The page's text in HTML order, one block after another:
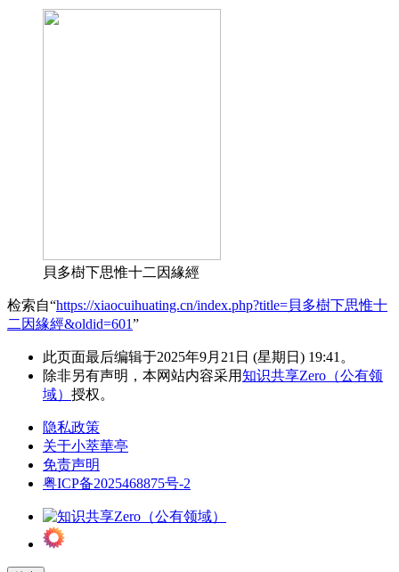
貝多樹下思惟十二因緣經
检索自“https://xiaocuihuating.cn/index.php?title=貝多樹下思惟十
二因緣經&oldid=601”
此页面最后编辑于2025年9月21日 (星期日) 19:41。
除非另有声明，本网站内容采用知识共享Zero（公有领
域） 授权。
隐私政策
关于小萃華亭
免责声明
粤ICP备2025468875号-2